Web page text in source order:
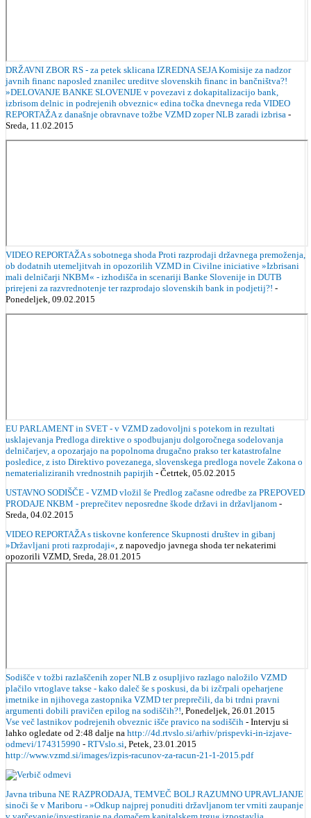
DRŽAVNI ZBOR RS - za petek sklicana IZREDNA SEJA Komisije za nadzor
javnih financ naposled znanilec ureditve slovenskih financ in bančništva?!
»DELOVANJE BANKE SLOVENIJE v povezavi z dokapitalizacijo bank,
izbrisom delnic in podrejenih obveznic« edina točka dnevnega reda VIDEO
REPORTAŽA z današnje obravnave tožbe VZMD zoper NLB zaradi izbrisa -
Sreda, 11.02.2015
VIDEO REPORTAŽA s sobotnega shoda Proti razprodaji državnega premoženja,
ob dodatnih utemeljitvah in opozorilih VZMD in Civilne iniciative »Izbrisani
mali delničarji NKBM« - izhodišča in scenariji Banke Slovenije in DUTB
prirejeni za razvrednotenje ter razprodajo slovenskih bank in podjetij?! -
Ponedeljek, 09.02.2015
EU PARLAMENT in SVET - v VZMD zadovoljni s potekom in rezultati
usklajevanja Predloga direktive o spodbujanju dolgoročnega sodelovanja
delničarjev, a opozarjajo na popolnoma drugačno prakso ter katastrofalne
posledice, z isto Direktivo povezanega, slovenskega predloga novele Zakona o
nematerializiranih vrednostnih papirjih - Četrtek, 05.02.2015
USTAVNO SODIŠČE - VZMD vložil še Predlog začasne odredbe za PREPOVED
PRODAJE NKBM - preprečitev neposredne škode državi in državljanom -
Sreda, 04.02.2015
VIDEO REPORTAŽA s tiskovne konference Skupnosti društev in gibanj
»Državljani proti razprodaji«, z napovedjo javnega shoda ter nekaterimi
opozorili VZMD, Sreda, 28.01.2015
Sodišče v tožbi razlaščenih zoper NLB z osupljivo razlago naložilo VZMD
plačilo vrtoglave takse - kako daleč še s poskusi, da bi izčrpali opeharjene
imetnike in njihovega zastopnika VZMD ter preprečili, da bi trdni pravni
argumenti dobili pravičen epilog na sodiščih?!, Ponedeljek, 26.01.2015
Vse več lastnikov podrejenih obveznic išče pravico na sodiščih - Intervju si
lahko ogledate od 2:48 dalje na http://4d.rtvslo.si/arhiv/prispevki-in-izjave-
odmevi/174315990 - RTVslo.si, Petek, 23.01.2015
http://www.vzmd.si/images/izpis-racunov-za-racun-21-1-2015.pdf
Javna tribuna NE RAZPRODAJA, TEMVEČ BOLJ RAZUMNO UPRAVLJANJE
sinoči še v Mariboru - »Odkup najprej ponuditi državljanom ter vrniti zaupanje